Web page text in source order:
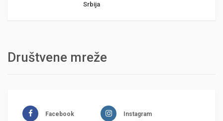
Srbija
Društvene mreže
Facebook Instagram